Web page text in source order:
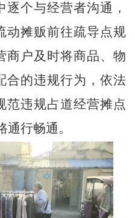
逐个与经营者沟通 ，
动摊贩前往疏导点规
商户及时将商品、物
合的违规行为，依法
范违规占道经营摊点
通行畅通。